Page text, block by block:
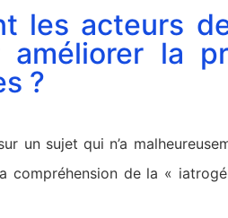
les acteurs
améliorer la
?
un sujet qui n’a
compréhension de la «